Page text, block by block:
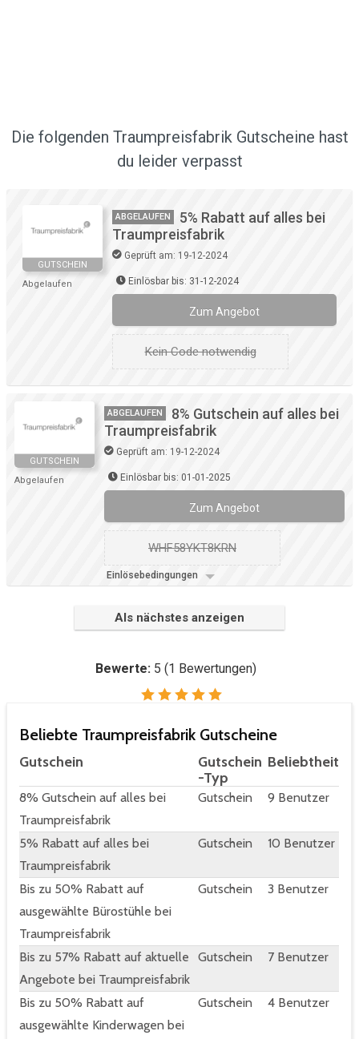
Die folgenden Traumpreisfabrik Gutscheine hast
du leider verpasst
GUTSCHEIN
Abgelaufen
ABGELAUFEN
5% Rabatt auf alles bei
Traumpreisfabrik
Geprüft am: 19-12-2024
Einlösbar bis: 31-12-2024
Zum Angebot
Kein Code notwendig
GUTSCHEIN
Abgelaufen
ABGELAUFEN
8% Gutschein auf alles bei
Traumpreisfabrik
Geprüft am: 19-12-2024
Einlösbar bis: 01-01-2025
Zum Angebot
WHF58YKT8KRN
Einlösebedingungen
Als nächstes anzeigen
Bewerte: 5 (1 Bewertungen)
Beliebte Traumpreisfabrik Gutscheine
Gutschein
Gutschein
-Typ
Beliebtheit
8% Gutschein auf alles bei
Traumpreisfabrik
Gutschein 9 Benutzer
5% Rabatt auf alles bei
Traumpreisfabrik
Gutschein 10 Benutzer
Bis zu 50% Rabatt auf
ausgewählte Bürostühle bei
Traumpreisfabrik
Gutschein 3 Benutzer
Bis zu 57% Rabatt auf aktuelle
Angebote bei Traumpreisfabrik
Gutschein 7 Benutzer
Bis zu 50% Rabatt auf
ausgewählte Kinderwagen bei
Gutschein 4 Benutzer